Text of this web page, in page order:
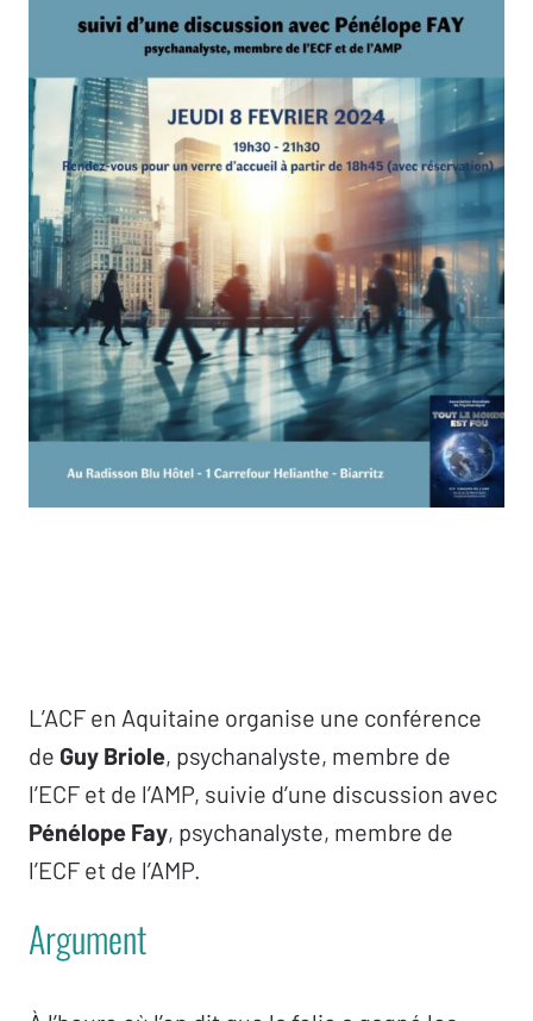
L’ACF en Aquitaine organise une conférence
de Guy Briole, psychanalyste, membre de
l’ECF et de l’AMP, suivie d’une discussion avec
Pénélope Fay, psychanalyste, membre de
l’ECF et de l’AMP.
Argument